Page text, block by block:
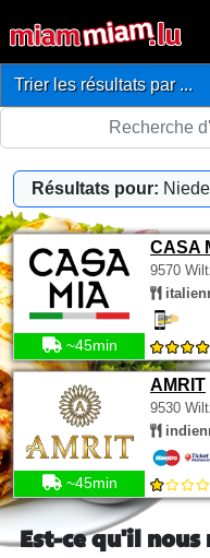
Résultats pour:
CASA
9570
~45min
AMRIT
9530
~45min
Est-ce qu'il nous